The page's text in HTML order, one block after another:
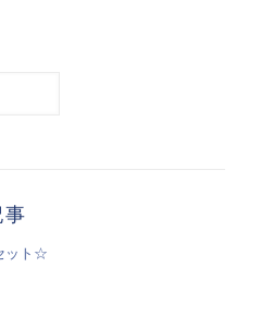
ット☆